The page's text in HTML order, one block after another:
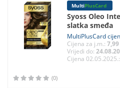
MultiPlusCard
Syoss Oleo
slatka smeđa
MultiPlusCard
Cijena za j.m.:
Vrijedi do:
Cijena
(0)